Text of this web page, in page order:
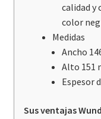
calidad y
color
Medidas
Ancho
Alto 151
Espesor
Sus ventajas